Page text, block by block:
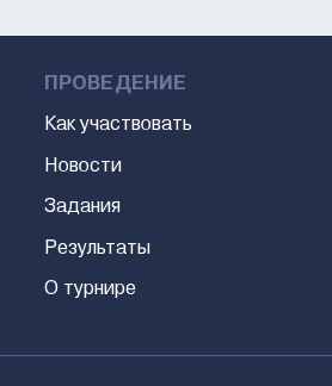
ПРОВЕДЕНИЕ
Как участвовать
Новости
Задания
Результаты
О турнире